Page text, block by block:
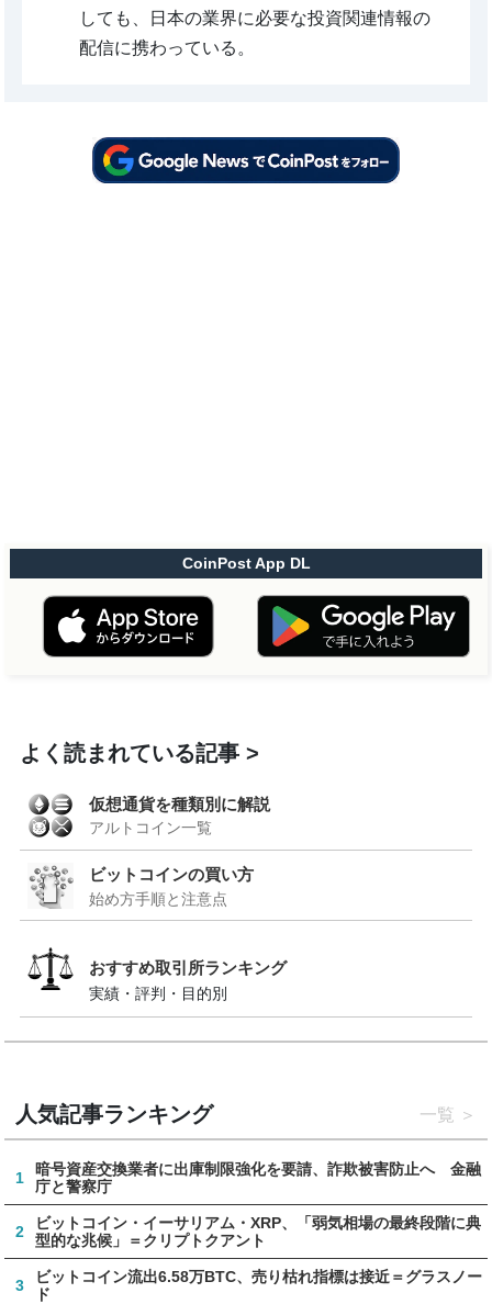
しても、日本の業界に必要な投資関連情報の
配信に携わっている。
CoinPost App DL
よく読まれている記事
仮想通貨を種類別に解説
アルトコイン一覧
ビットコインの買い方
始め方手順と注意点
おすすめ取引所ランキング
実績・評判・目的別
人気記事ランキング 一覧
1
暗号資産交換業者に出庫制限強化を要請、詐欺被害防止へ 金融
庁と警察庁
2
ビットコイン・イーサリアム・XRP、「弱気相場の最終段階に典
型的な兆候」＝クリプトクアント
3
ビットコイン流出6.58万BTC、売り枯れ指標は接近＝グラスノー
ド